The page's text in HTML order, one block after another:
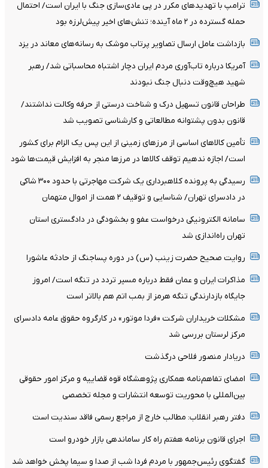
ترامپ با تهدیدهای مکرر در پی عادی‌سازی جنگ با ایران است/ احتمال
حمله گسترده در ۲ ماه آینده؛ تنش‌های اخیر پیش‌لرزه بود
بازداشت عامل ارسال تصاویر پرتاب موشک به رسانه‌های معاند در یزد
آمریکا درباره تاب‌آوری مردم ایران دچار اشتباه محاسباتی شد/ رهبر
شهید هیچ‌وقت دنبال جنگ نبودند
طراحان قانون تسهیل درک و شناخت درستی از حرفه وکالت نداشتند/
قانون بدون پشتوانه مطالعاتی و کارشناسی تصویب شد
تأمین کالاهای اساسی از مرزهای زمینی از این پس یک الزام برای کشور
است/ اجازه ندهیم توقف کالاها در مرزها منجر به افزایش قیمت‌ها شود
رسیدگی به پرونده کلاهبرداری یک شرکت مهاجرتی با حدود ۳۰۰ شاکی
در دادسرای تهران/ شناسایی و توقیف ۲ همت از اموال متهمان
سامانه الکترونیکی درخواست عفو و بخشودگی در دادگستری استان
تهران راه‌اندازی شد
روایت صحیح حضرت زینب (س) در دوره پساجنگ از حادثه عاشورا
مذاکرات ایران و عمان فقط درباره مسیر تردد در تنگه است/ امروز
جایگاه بازدارندگی تنگه هرمز از بمب اتم هم بالاتر است
مشکلات خریداران شرکت «فردا موتور» در کارگروه حقوق عامه دادسرای
مرکز لرستان بررسی شد
دریادار منصور فلاحی درگذشت
امضای تفاهم‌نامه همکاری پژوهشگاه قوه قضاییه و مرکز امور حقوقی
بین‌المللی با محوریت توسعه انتشارات و مجله تخصصی
دفتر رهبر انقلاب: مطالب خارج از مراجع رسمی فاقد سندیت است
اجرای قانون برنامه هفتم راه کار ساماندهی بازار خودرو است
گفتگوی رئیس‌جمهور با مردم فردا شب از صدا و سیما پخش خواهد شد